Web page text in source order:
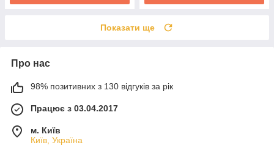
Показати ще
Про нас
98% позитивних з 130 відгуків за рік
Працює з 03.04.2017
м. Київ
Київ, Україна